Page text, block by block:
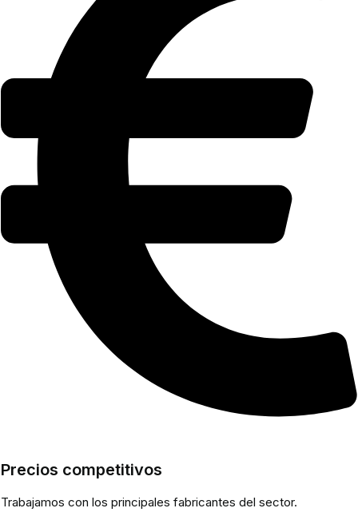
Precios competitivos
Trabajamos con los principales fabricantes del sector.